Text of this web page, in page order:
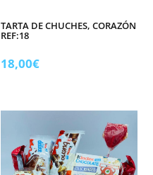
TARTA DE CHUCHES, CORAZÓN
REF:18
18,00€